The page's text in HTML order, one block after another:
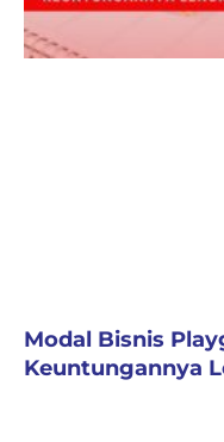
Modal Bisnis
Keuntungannya